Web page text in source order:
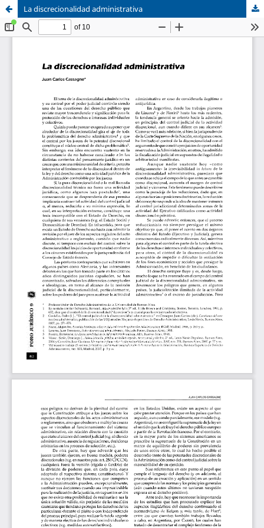
Sistema de
Bibliotecas
Asociación Civil
Foro Académico
La discrecionalidad administrativa